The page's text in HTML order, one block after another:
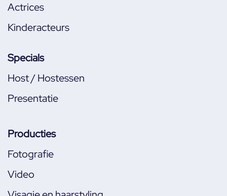
Actrices
Kinderacteurs
Specials
Host / Hostessen
Presentatie
Producties
Fotografie
Video